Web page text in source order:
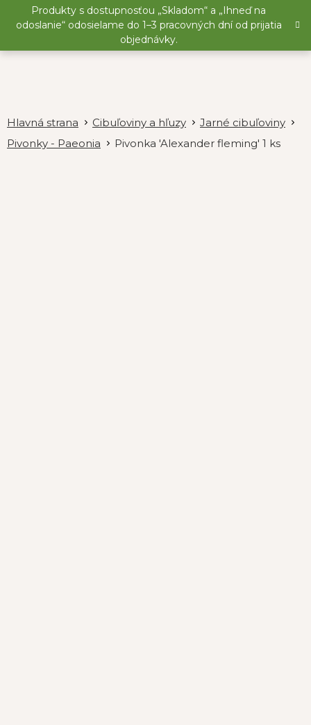
Produkty s dostupnosťou „Skladom“ a „Ihneď na
odoslanie“ odosielame do 1–3 pracovných dní od prijatia
objednávky.
Cibuľoviny a hľuzy
Jarné cibuľoviny
Pivonky - Paeonia
Pivonka 'Alexander fleming' 1 ks